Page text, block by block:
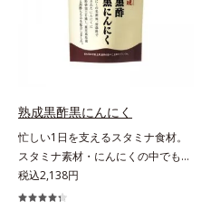
っかりサポートします。お酒や脂っ
こい食事をした翌日の体調を整えた
い方におすすめのサプリメントで
す。＊オルビス調べ
熟成黒酢黒にんにく
忙しい1日を支えるスタミナ食材。
スタミナ素材・にんにくの中でも良
質で知られる青森県産の「福地ホワ
イト六片」を発酵・熟成させること
税込2,138円